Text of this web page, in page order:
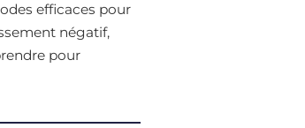
efficaces pour
négatif,
pour